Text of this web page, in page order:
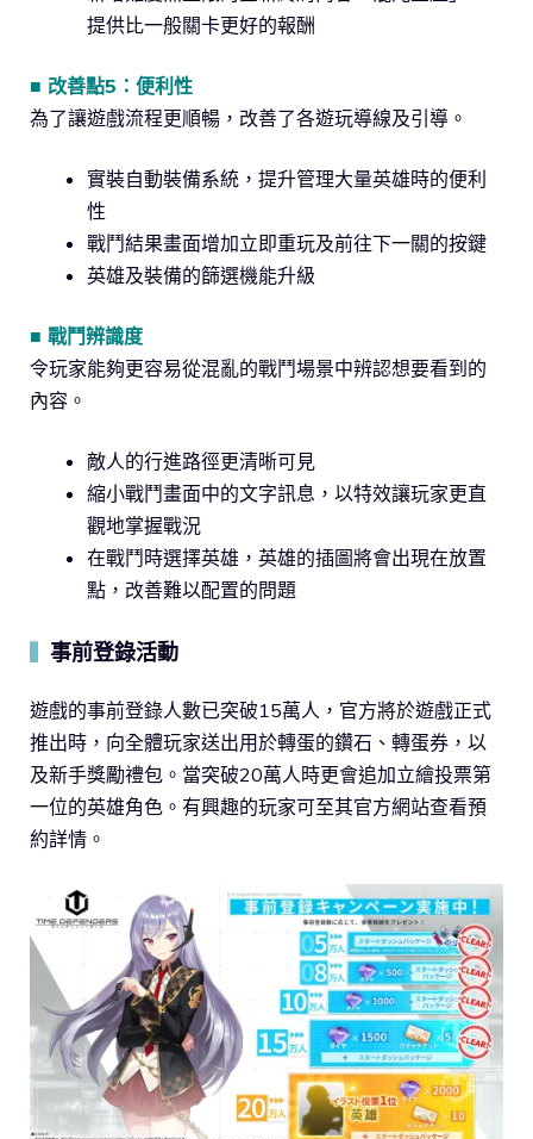
提供比一般關卡更好的報酬
■ 改善點5：便利性
為了讓遊戲流程更順暢，改善了各遊玩導線及引導。
實裝自動裝備系統，提升管理大量英雄時的便利
性
戰鬥結果畫面增加立即重玩及前往下一關的按鍵
英雄及裝備的篩選機能升級
■ 戰鬥辨識度
令玩家能夠更容易從混亂的戰鬥場景中辨認想要看到的
內容。
敵人的行進路徑更清晰可見
縮小戰鬥畫面中的文字訊息，以特效讓玩家更直
觀地掌握戰況
在戰鬥時選擇英雄，英雄的插圖將會出現在放置
點，改善難以配置的問題
事前登錄活動
遊戲的事前登錄人數已突破15萬人，官方將於遊戲正式
推出時，向全體玩家送出用於轉蛋的鑽石、轉蛋券，以
及新手獎勵禮包。當突破20萬人時更會追加立繪投票第
一位的英雄角色。有興趣的玩家可至其官方網站查看預
約詳情。